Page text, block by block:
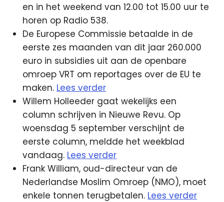
en in het weekend van 12.00 tot 15.00 uur te
horen op Radio 538.
De Europese Commissie betaalde in de
eerste zes maanden van dit jaar 260.000
euro in subsidies uit aan de openbare
omroep VRT om reportages over de EU te
maken. Lees verder
Willem Holleeder gaat wekelijks een
column schrijven in Nieuwe Revu. Op
woensdag 5 september verschijnt de
eerste column, meldde het weekblad
vandaag. Lees verder
Frank William, oud-directeur van de
Nederlandse Moslim Omroep (NMO), moet
enkele tonnen terugbetalen. Lees verder